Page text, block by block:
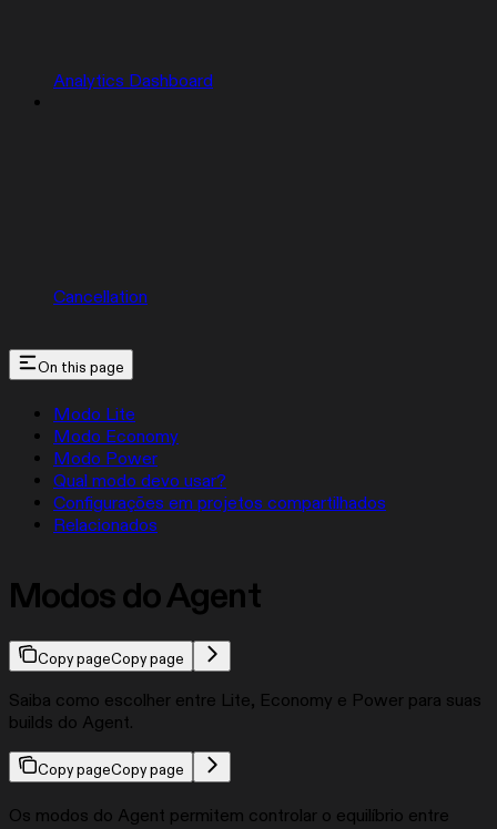
Analytics Dashboard
Cancellation
On this page
Modo Lite
Modo Economy
Modo Power
Qual modo devo usar?
Configurações em projetos compartilhados
Relacionados
Modos do Agent
Copy pageCopy page
Saiba como escolher entre Lite, Economy e Power para suas
builds do Agent.
Copy pageCopy page
Os modos do Agent permitem controlar o equilíbrio entre